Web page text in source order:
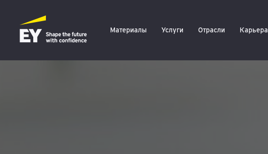
Материалы Услуги Отрасли Карьера